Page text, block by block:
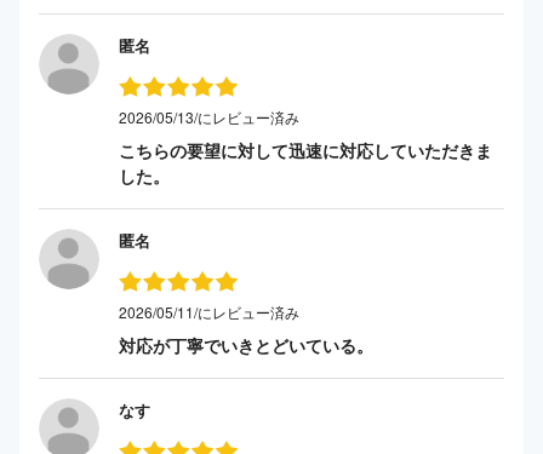
匿名
2026/05/13/にレビュー済み
こちらの要望に対して迅速に対応していただきま
した。
匿名
2026/05/11/にレビュー済み
対応が丁寧でいきとどいている。
なす